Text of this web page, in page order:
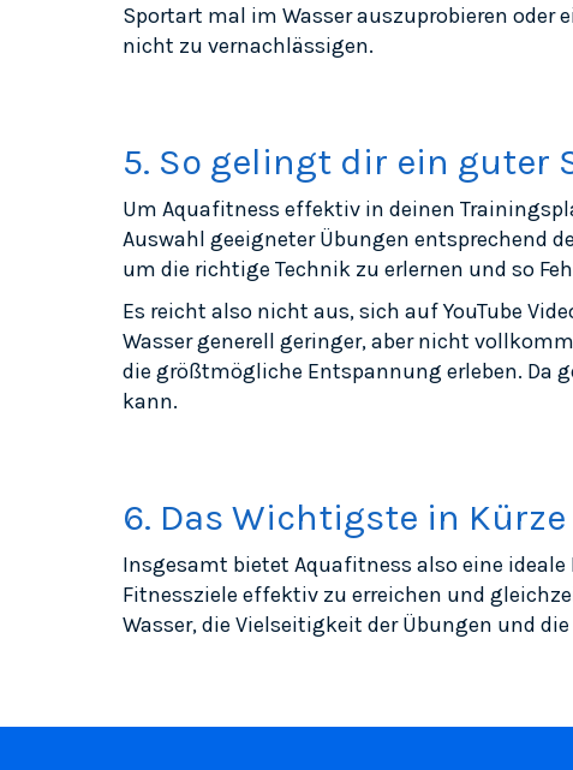
Sportart mal im Wasser auszuprobieren oder
nicht zu vernachlässigen.
5. So gelingt dir ein guter
Um Aquafitness effektiv in deinen
Auswahl geeigneter Übungen entsprechend
um die richtige Technik zu erlernen und so
Es reicht also nicht aus, sich auf YouTube
Wasser generell geringer, aber nicht
die größtmögliche Entspannung erleben. Da
kann.
6. Das Wichtigste in Kürze
Insgesamt bietet Aquafitness also eine
Fitnessziele effektiv zu erreichen und
Wasser, die Vielseitigkeit der Übungen und